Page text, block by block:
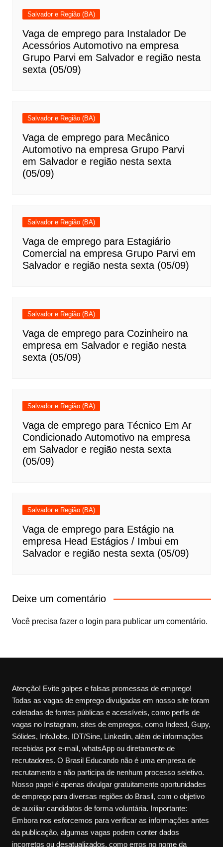
Salvador e Região (BA)
Vaga de emprego para Instalador De
Acessórios Automotivo na empresa
Grupo Parvi em Salvador e região nesta
sexta (05/09)
Salvador e Região (BA)
Vaga de emprego para Mecânico
Automotivo na empresa Grupo Parvi
em Salvador e região nesta sexta
(05/09)
Salvador e Região (BA)
Vaga de emprego para Estagiário
Comercial na empresa Grupo Parvi em
Salvador e região nesta sexta (05/09)
Salvador e Região (BA)
Vaga de emprego para Cozinheiro na
empresa em Salvador e região nesta
sexta (05/09)
Salvador e Região (BA)
Vaga de emprego para Técnico Em Ar
Condicionado Automotivo na empresa
em Salvador e região nesta sexta
(05/09)
Salvador e Região (BA)
Vaga de emprego para Estágio na
empresa Head Estágios / Imbui em
Salvador e região nesta sexta (05/09)
Deixe um comentário
Você precisa fazer o login para publicar um comentário.
Atenção! Evite golpes e falsas promessas de emprego!
Todas as vagas de emprego divulgadas em nosso site foram
coletadas de fontes públicas e acessíveis, como perfis de
vagas no Instagram, sites de empregos, como Indeed, Gupy,
Sólides, InfoJobs, IDT/Sine, Linkedin, além de informações
recebidas por e-mail, whatsApp ou diretamente de
recrutadores. O Brasil Educando não é uma empresa de
recrutamento e não participa de nenhum processo seletivo.
Nosso papel é apenas divulgar gratuitamente oportunidades
de emprego para diversas regiões do Brasil, com o objetivo
de auxiliar candidatos de forma voluntária. Importante:
Embora nos esforcemos para verificar as informações antes
da publicação, algumas vagas podem conter dados
incorretos ou desatualizados, como erros no nome da